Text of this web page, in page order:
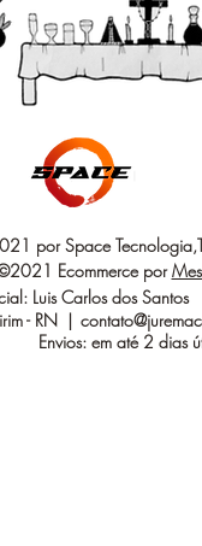
por Space
Ecommerce por
Luis Carlos dos Santos
- RN |
Envios: em até 2 dias